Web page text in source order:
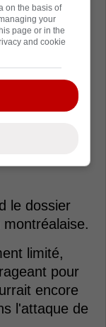
l'impact
le
éliminatoires.
régulière -
d'explosif,
à
et sa
le dossier
limité,
pour
encore
l'attaque de
on the basis of
your
page or in the
and cookie